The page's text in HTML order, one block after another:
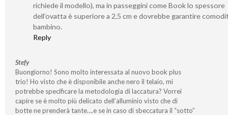
richiede il modello), ma in passeggini come Book lo spessore
dell’ovatta è superiore a 2,5 cm e dovrebbe garantire
bambino.
Reply
Stefy
Buongiorno! Sono molto interessata al nuovo book plus
trio! Ho visto che è disponibile anche nero il telaio, mi
potrebbe specificare la metodologia di laccatura? Vorrei
capire se è molto più delicato dell’alluminio visto che di
botte ne prenderà tante….e se in caso di sbeccatura il “sotto”